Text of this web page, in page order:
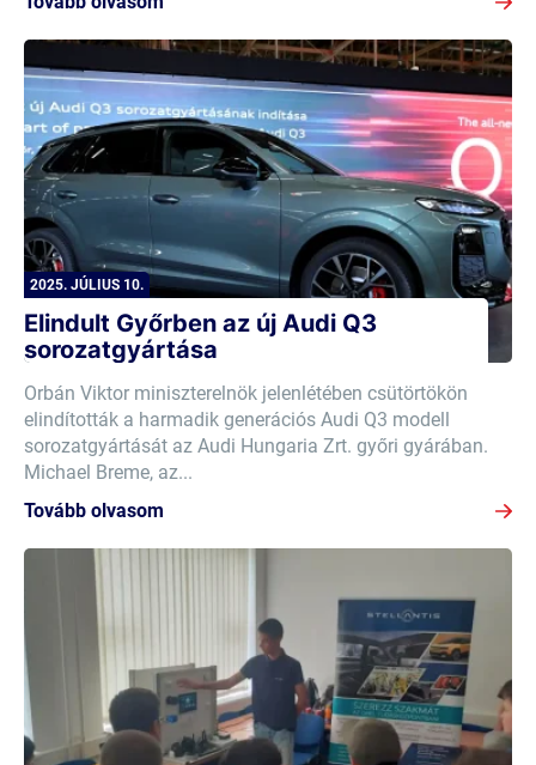
2025. JÚLIUS 10.
Elindult Győrben az új Audi Q3
sorozatgyártása
Orbán Viktor miniszterelnök jelenlétében csütörtökön
elindították a harmadik generációs Audi Q3 modell
sorozatgyártását az Audi Hungaria Zrt. győri gyárában.
Michael Breme, az...
Tovább olvasom